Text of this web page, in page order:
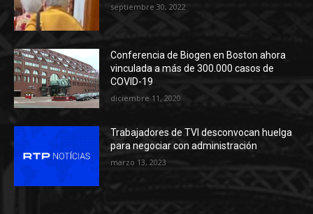
septiembre 30, 2022
Conferencia de Biogen en Boston ahora
vinculada a más de 300.000 casos de
COVID-19
diciembre 11, 2020
Trabajadores de TVI desconvocan huelga
para negociar con administración
marzo 13, 2023